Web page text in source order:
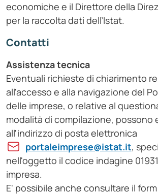
economiche e il Direttore della
per la raccolta dati dell’Istat.
Contatti
Assistenza tecnica
Eventuali richieste di chiarimento
all'accesso e alla navigazione del
delle imprese, o relative al
modalità di compilazione, possono
all'indirizzo di posta elettronica
portaleimprese@istat.it,
nell'oggetto il codice indagine
impresa.
E' possibile anche consultare il